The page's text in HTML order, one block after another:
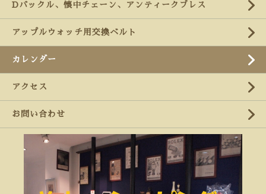
Dバックル、懐中チェーン、アンティークブレス
アップルウォッチ用交換ベルト
カレンダー
アクセス
お問い合わせ